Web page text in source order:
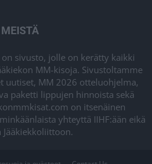
MEISTÄ
sivusto, jolle on kerätty kaikki
MM-kisoja. Sivustoltamme
uutiset, MM 2026 otteluohjelma,
paketti lippujen hinnoista sekä
on itsenäinen
yhteyttä IIHF:ään eikä
Jääkiekkoliittoon.